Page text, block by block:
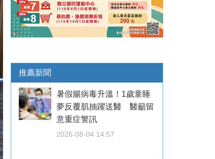
推薦新聞
暑假腸病毒升溫！1歲童睡
夢反覆肌抽躍送醫 醫籲留
意重症警訊
2026-08-04 14:57